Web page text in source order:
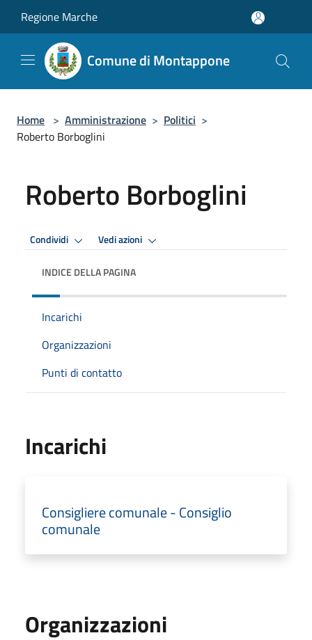
Regione Marche
Comune di Montappone
Home > Amministrazione > Politici >
Roberto Borboglini
Roberto Borboglini
Condividi Vedi azioni
INDICE DELLA PAGINA
Incarichi
Organizzazioni
Punti di contatto
Incarichi
Consigliere comunale - Consiglio
comunale
Organizzazioni